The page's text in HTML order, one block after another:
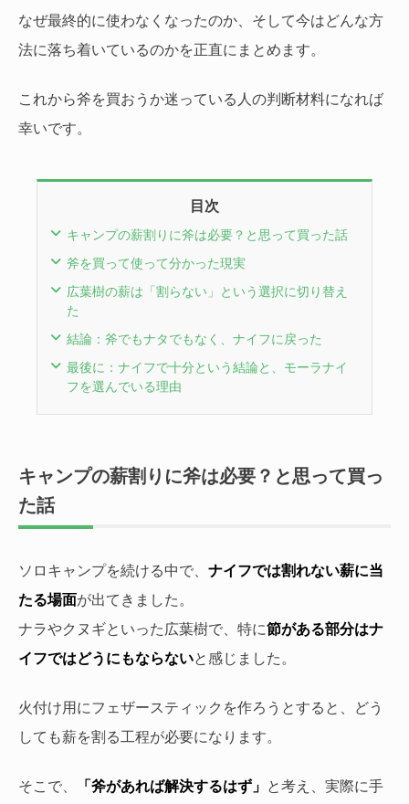
なぜ最終的に使わなくなったのか、そして今はどんな方
法に落ち着いているのかを正直にまとめます。
これから斧を買おうか迷っている人の判断材料になれば
幸いです。
目次
キャンプの薪割りに斧は必要？と思って買った話
斧を買って使って分かった現実
広葉樹の薪は「割らない」という選択に切り替え
た
結論：斧でもナタでもなく、ナイフに戻った
最後に：ナイフで十分という結論と、モーラナイ
フを選んでいる理由
キャンプの薪割りに斧は必要？と思って買っ
た話
ソロキャンプを続ける中で、 ナイフでは割れない薪に当
たる場面が出てきました。
ナラやクヌギといった広葉樹で、特に節がある部分はナ
イフではどうにもならないと感じました。
火付け用にフェザースティックを作ろうとすると、どう
しても薪を割る工程が必要になります。
そこで、 「斧があれば解決するはず」 と考え、実際に手